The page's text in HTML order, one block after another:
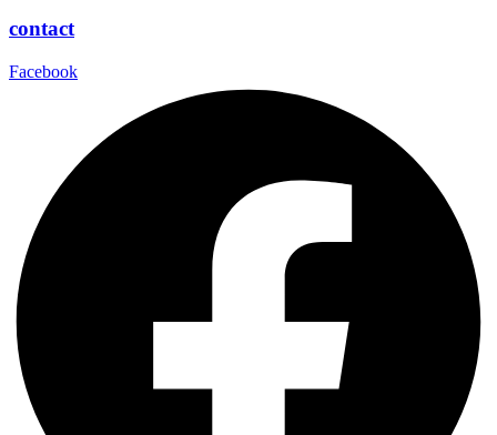
contact
Facebook